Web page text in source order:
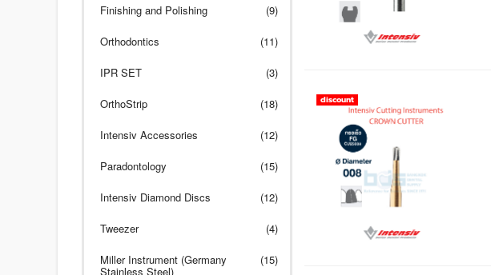
Finishing and Polishing (9)
Orthodontics (11)
IPR SET (3)
OrthoStrip (18)
Intensiv Accessories (12)
Paradontology (15)
Intensiv Diamond Discs (12)
Tweezer (4)
Miller Instrument (Germany
Stainless Steel)
(15)
discount